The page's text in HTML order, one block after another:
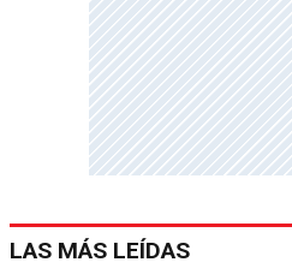
LAS MÁS LEÍDAS